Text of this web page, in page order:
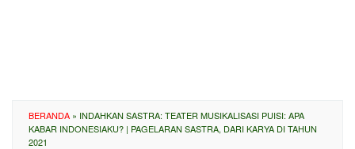
BERANDA » INDAHKAN SASTRA: TEATER MUSIKALISASI PUISI: APA
KABAR INDONESIAKU? | PAGELARAN SASTRA, DARI KARYA DI TAHUN
2021